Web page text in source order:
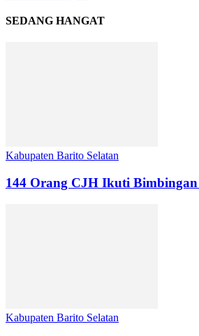
SEDANG HANGAT
Kabupaten Barito Selatan
144 Orang CJH Ikuti
Kabupaten Barito Selatan